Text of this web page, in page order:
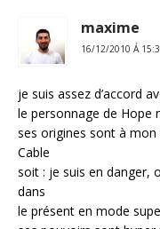
maxime
16/12/2010 Á
je suis assez d’accord
le personnage de Hope
ses origines sont à
Cable
soit : je suis en danger,
dans
le présent en mode